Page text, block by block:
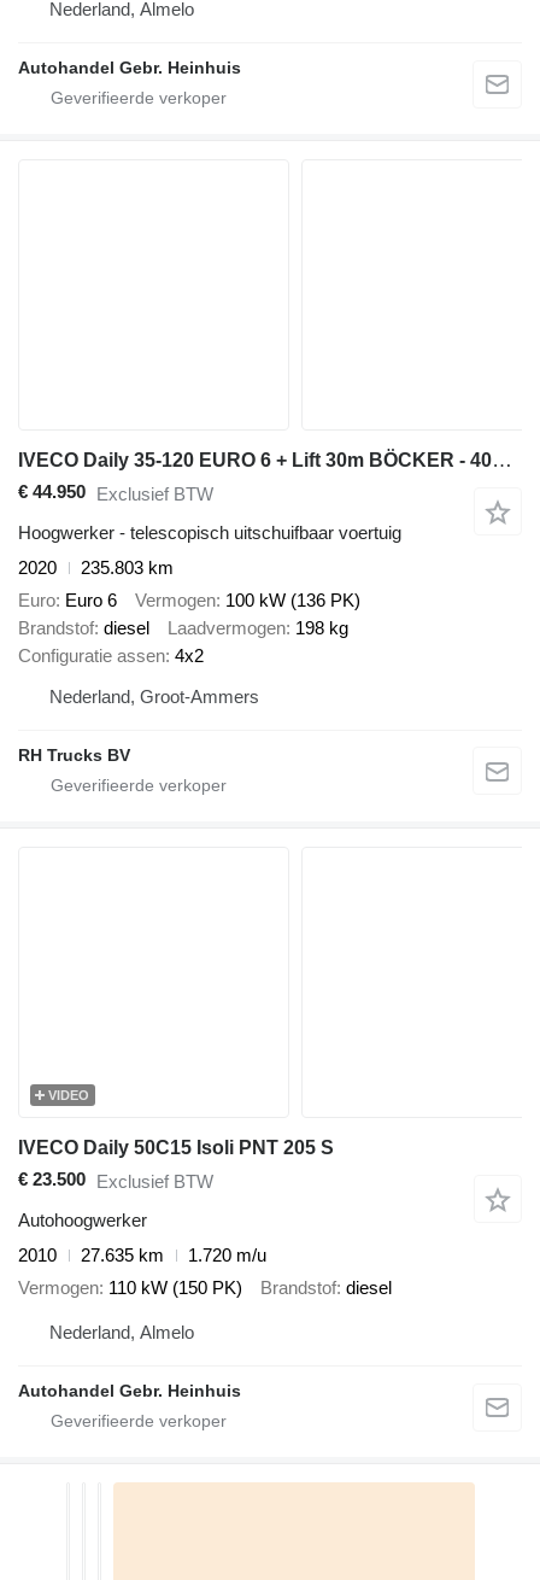
Nederland, Almelo
Autohandel Gebr. Heinhuis
IVECO Daily 35-120 EURO 6 + Lift 30m BÖCKER - 400kg
€ 44.950 Exclusief BTW
Hoogwerker - telescopisch uitschuifbaar voertuig
2020
235.803 km
Euro Euro 6 Vermogen 100 kW (136 PK)
Brandstof diesel Laadvermogen 198 kg
Configuratie assen 4x2
Nederland, Groot-Ammers
RH Trucks BV
VIDEO
IVECO Daily 50C15 Isoli PNT 205 S
€ 23.500 Exclusief BTW
Autohoogwerker
2010
27.635 km
1.720 m/u
Vermogen 110 kW (150 PK) Brandstof diesel
Nederland, Almelo
Autohandel Gebr. Heinhuis